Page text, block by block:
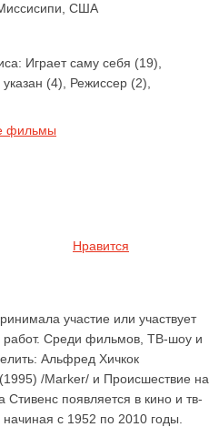
США
Играет саму себя (19),
(4), Режиссер (2),
фильмы
Нравится
участие или участвует
работ. Среди фильмов, ТВ-шоу и
Альфред Хичкок
/Marker/ и Происшествие на
появляется в кино и тв-
с 1952 по 2010 годы.